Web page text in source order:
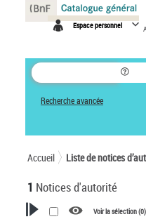
Espace personnel
Recherche avancée
Accueil Liste de notices
1 Notices d'autorité
Voir la sélection (0)
Panneau de gestion des cookies